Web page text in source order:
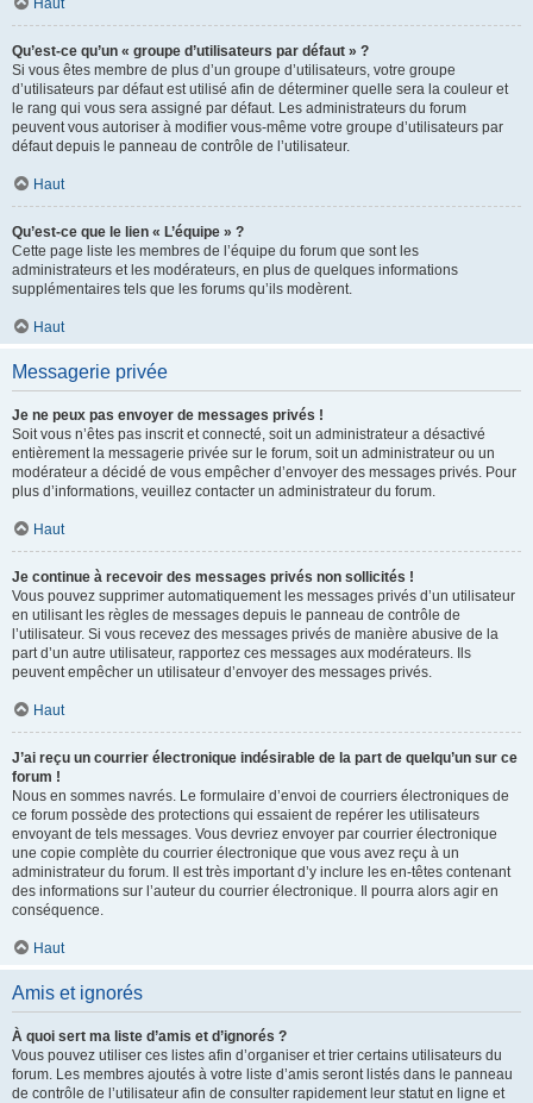
Haut
Qu’est-ce qu’un « groupe d’utilisateurs par défaut » ?
Si vous êtes membre de plus d’un groupe d’utilisateurs, votre groupe
d’utilisateurs par défaut est utilisé afin de déterminer quelle sera la couleur et
le rang qui vous sera assigné par défaut. Les administrateurs du forum
peuvent vous autoriser à modifier vous-même votre groupe d’utilisateurs par
défaut depuis le panneau de contrôle de l’utilisateur.
Haut
Qu’est-ce que le lien « L’équipe » ?
Cette page liste les membres de l’équipe du forum que sont les
administrateurs et les modérateurs, en plus de quelques informations
supplémentaires tels que les forums qu’ils modèrent.
Haut
Messagerie privée
Je ne peux pas envoyer de messages privés !
Soit vous n’êtes pas inscrit et connecté, soit un administrateur a désactivé
entièrement la messagerie privée sur le forum, soit un administrateur ou un
modérateur a décidé de vous empêcher d’envoyer des messages privés. Pour
plus d’informations, veuillez contacter un administrateur du forum.
Haut
Je continue à recevoir des messages privés non sollicités !
Vous pouvez supprimer automatiquement les messages privés d’un utilisateur
en utilisant les règles de messages depuis le panneau de contrôle de
l’utilisateur. Si vous recevez des messages privés de manière abusive de la
part d’un autre utilisateur, rapportez ces messages aux modérateurs. Ils
peuvent empêcher un utilisateur d’envoyer des messages privés.
Haut
J’ai reçu un courrier électronique indésirable de la part de quelqu’un sur ce
forum !
Nous en sommes navrés. Le formulaire d’envoi de courriers électroniques de
ce forum possède des protections qui essaient de repérer les utilisateurs
envoyant de tels messages. Vous devriez envoyer par courrier électronique
une copie complète du courrier électronique que vous avez reçu à un
administrateur du forum. Il est très important d’y inclure les en-têtes contenant
des informations sur l’auteur du courrier électronique. Il pourra alors agir en
conséquence.
Haut
Amis et ignorés
À quoi sert ma liste d’amis et d’ignorés ?
Vous pouvez utiliser ces listes afin d’organiser et trier certains utilisateurs du
forum. Les membres ajoutés à votre liste d’amis seront listés dans le panneau
de contrôle de l’utilisateur afin de consulter rapidement leur statut en ligne et